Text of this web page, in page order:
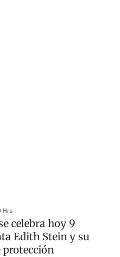
Hrs
celebra hoy 9
Edith Stein y su
protección